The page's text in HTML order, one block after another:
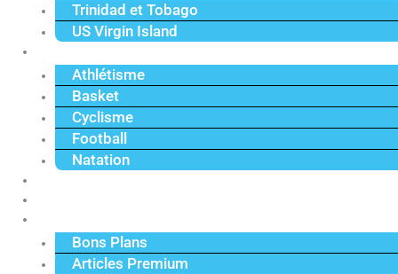
Trinidad et Tobago
US Virgin Island
Athlétisme
Basket
Cyclisme
Football
Natation
Bons Plans
Articles Premium